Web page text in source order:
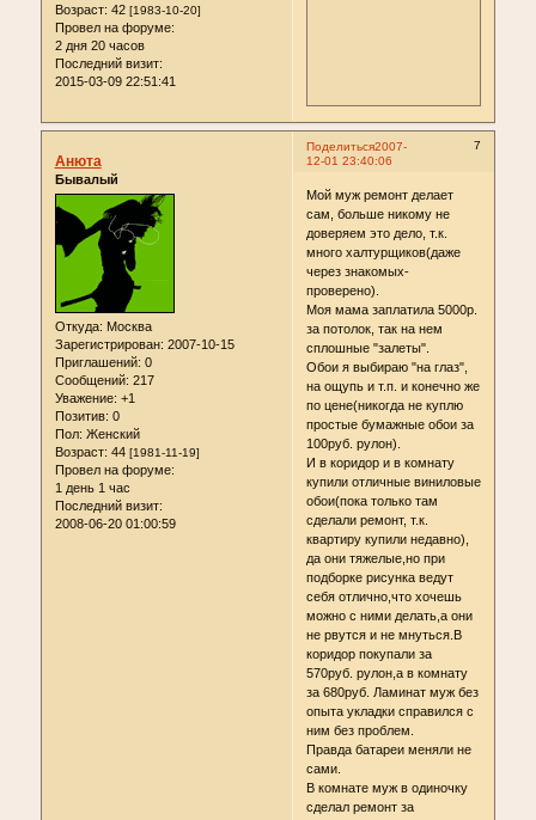
Возраст: 42 [1983-10-20]
Провел на форуме:
2 дня 20 часов
Последний визит:
2015-03-09 22:51:41
Поделиться 7
2007-
12-01 23:40:06
Анюта
Бывалый
Откуда: Москва
Зарегистрирован: 2007-10-15
Приглашений: 0
Сообщений: 217
Уважение: +1
Позитив: 0
Пол: Женский
Возраст: 44 [1981-11-19]
Провел на форуме:
1 день 1 час
Последний визит:
2008-06-20 01:00:59
Мой муж ремонт делает
сам, больше никому не
доверяем это дело, т.к.
много халтурщиков(даже
через знакомых-
проверено).
Моя мама заплатила 5000р.
за потолок, так на нем
сплошные "залеты".
Обои я выбираю "на глаз",
на ощупь и т.п. и конечно же
по цене(никогда не куплю
простые бумажные обои за
100руб. рулон).
И в коридор и в комнату
купили отличные виниловые
обои(пока только там
сделали ремонт, т.к.
квартиру купили недавно),
да они тяжелые,но при
подборке рисунка ведут
себя отлично,что хочешь
можно с ними делать,а они
не рвутся и не мнуться.В
коридор покупали за
570руб. рулон,а в комнату
за 680руб. Ламинат муж без
опыта укладки справился с
ним без проблем.
Правда батареи меняли не
сами.
В комнате муж в одиночку
сделал ремонт за